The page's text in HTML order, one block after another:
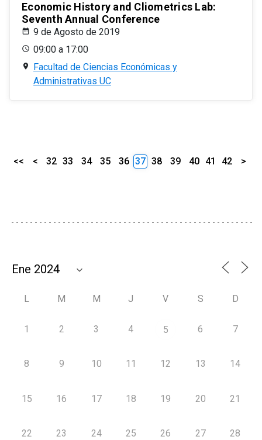
Economic History and Cliometrics Lab:
Seventh Annual Conference
9 de Agosto de 2019
09:00 a 17:00
Facultad de Ciencias Económicas y
Administrativas UC
<< < 32 33 34 35 36 37 38 39 40 41 42 >
L M M J V S D
1 2 3 4 5 6 7
8 9 10 11 12 13 14
15 16 17 18 19 20 21
22 23 24 25 26 27 28